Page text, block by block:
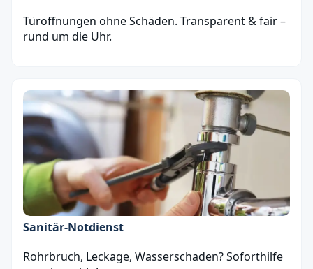
Türöffnungen ohne Schäden. Transparent & fair –
rund um die Uhr.
Sanitär‑Notdienst
Rohrbruch, Leckage, Wasserschaden? Soforthilfe